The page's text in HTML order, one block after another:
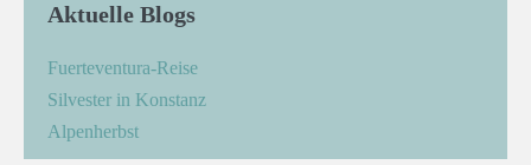
Aktuelle Blogs
Fuerteventura-Reise
Silvester in Konstanz
Alpenherbst